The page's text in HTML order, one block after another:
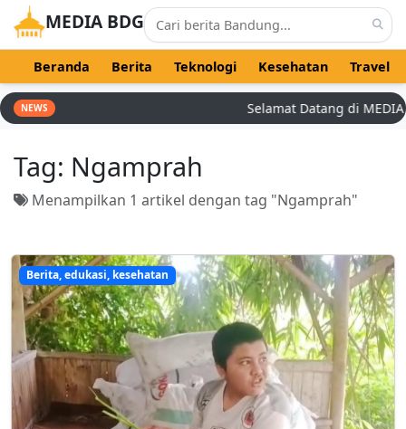
MEDIA BDG
Beranda Berita Teknologi Kesehatan Travel
NEWS Selamat Datang di
Tag: Ngamprah
Menampilkan 1 artikel dengan tag "Ngamprah"
Berita, edukasi, kesehatan